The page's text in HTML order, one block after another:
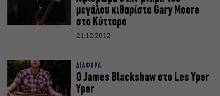
μεγάλου κιθαρίστα Gary Moore
στο Κύτταρο
21.12.2012
ΔΙΑΦΟΡΑ
Ο James Blackshaw στο Les Yper
Yper